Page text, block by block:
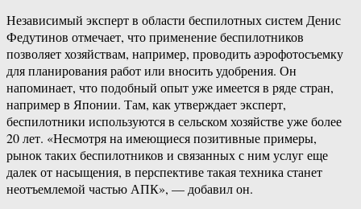
Независимый эксперт в области беспилотных систем Денис
Федутинов отмечает, что применение беспилотников
позволяет хозяйствам, например, проводить аэрофотосъемку
для планирования работ или вносить удобрения. Он
напоминает, что подобный опыт уже имеется в ряде стран,
например в Японии. Там, как утверждает эксперт,
беспилотники используются в сельском хозяйстве уже более
20 лет. «Несмотря на имеющиеся позитивные примеры,
рынок таких беспилотников и связанных с ним услуг еще
далек от насыщения, в перспективе такая техника станет
неотъемлемой частью АПК», — добавил он.